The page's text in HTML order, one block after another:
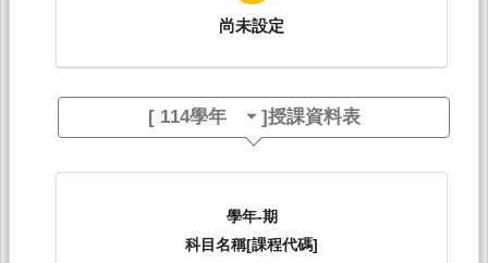
尚未設定
[ 114學年 ]授課資料表
學年-期
科目名稱[課程代碼]